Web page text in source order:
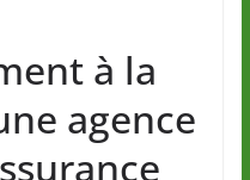
à la
agence